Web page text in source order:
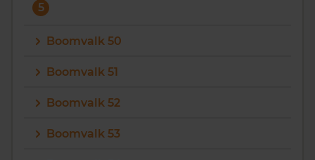
5
Boomvalk 50
Boomvalk 51
Boomvalk 52
Boomvalk 53